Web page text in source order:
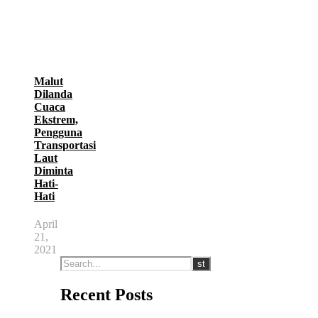
Malut
Dilanda
Cuaca
Ekstrem,
Pengguna
Transportasi
Laut
Diminta
Hati-
Hati
April
21,
2021
Recent Posts